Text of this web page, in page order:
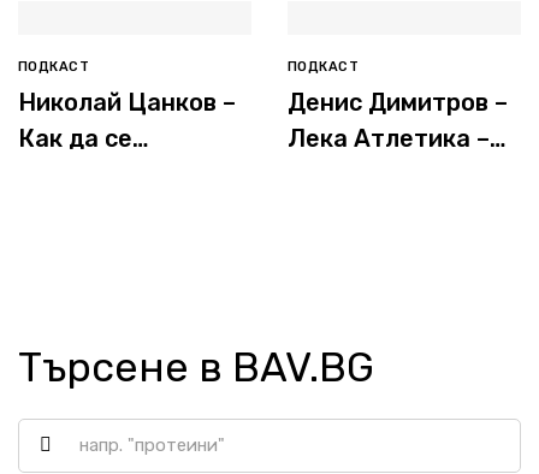
ПОДКАСТ
Николай Цанков –
Как да се
ПОДКАСТ
Денис Димитров –
Лека Атлетика –
Търсене в BAV.BG